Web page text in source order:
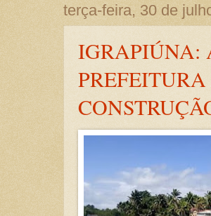
terça-feira, 30 de
IGRAPIÚNA: